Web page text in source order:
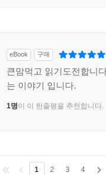
eBook 구매
큰맘먹고 읽기도전합니
는 이야기 입니다.
1명이 이 한줄평을 추천합니다.
1 2 3 4